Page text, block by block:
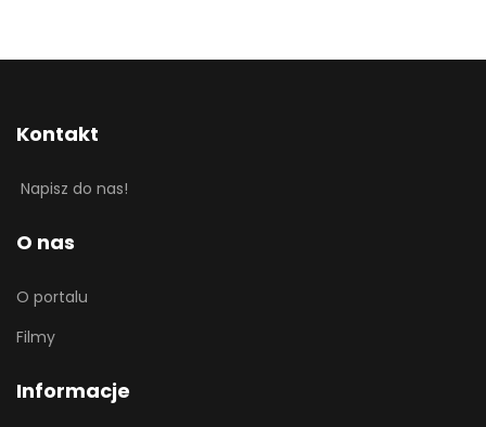
Kontakt
Napisz do nas!
O nas
O portalu
Filmy
Informacje